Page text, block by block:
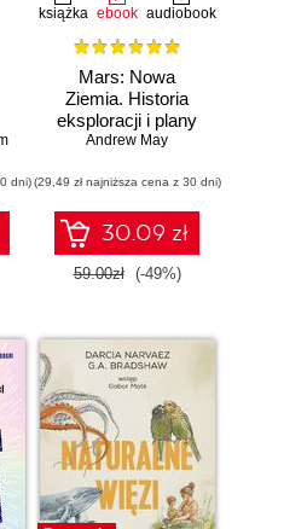
dni)
książka ebook audiobook
Mars: Nowa
Ziemia. Historia
eksploracji i plany
podboju Czerwonej
Andrew May
(29,49 zł najniższa cena z 30 dni)
30.09 zł
59.00zł (-49%)